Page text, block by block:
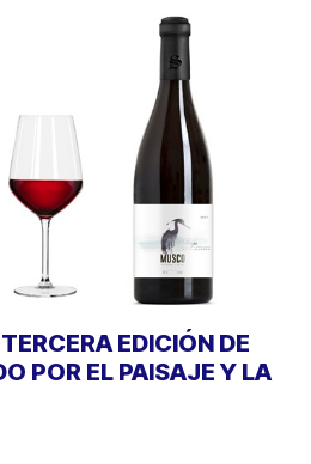
EDICIÓN DE
POR EL PAISAJE Y LA